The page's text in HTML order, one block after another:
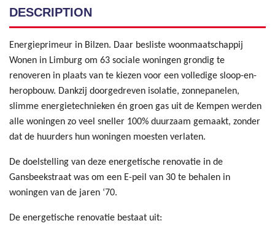
DESCRIPTION
Energieprimeur in Bilzen. Daar besliste woonmaatschappij
Wonen in Limburg om 63 sociale woningen grondig te
renoveren in plaats van te kiezen voor een volledige sloop-en-
heropbouw. Dankzij doorgedreven isolatie, zonnepanelen,
slimme energietechnieken én groen gas uit de Kempen werden
alle woningen zo veel sneller 100% duurzaam gemaakt, zonder
dat de huurders hun woningen moesten verlaten.
De doelstelling van deze energetische renovatie in de
Gansbeekstraat was om een E-peil van 30 te behalen in
woningen van de jaren ‘70.
De energetische renovatie bestaat uit: